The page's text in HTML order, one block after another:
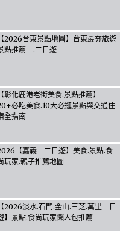
【2026台東景點地圖】台東最夯旅遊
點推薦一.二日遊
【彰化鹿港老街美食.景點推薦】
必吃美食.10大必逛景點與交通住
全指南
【嘉義一二日遊】美食.景點.食
玩家.親子推薦地圖
【2026淡水.石門.金山.三芝.萬里一日
】景點.食尚玩家懶人包推薦